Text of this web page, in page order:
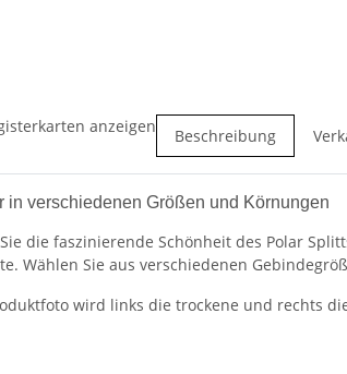
anzeigen Beschreibung
in verschiedenen Größen und Körnungen
die faszinierende Schönheit des Polar
Wählen Sie aus verschiedenen
wird links die trockene und rechts